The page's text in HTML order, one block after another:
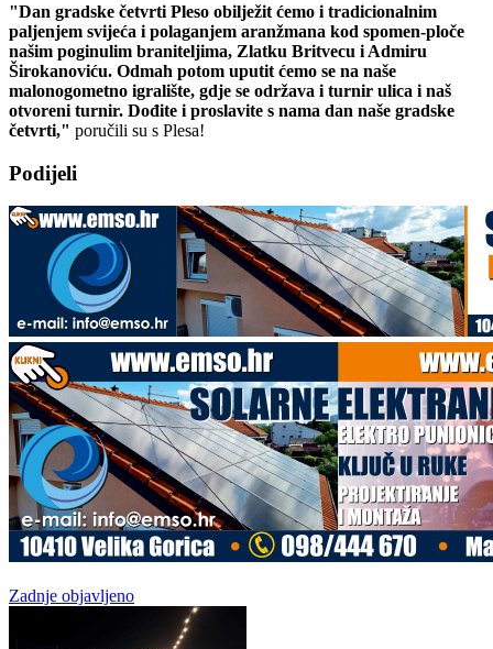
"Dan gradske četvrti Pleso obilježit ćemo i tradicionalnim
paljenjem svijeća i polaganjem aranžmana kod spomen-ploče
našim poginulim braniteljima, Zlatku Britvecu i Admiru
Širokanoviću. Odmah potom uputit ćemo se na naše
malonogometno igralište, gdje se održava i turnir ulica i naš
otvoreni turnir. Dođite i proslavite s nama dan naše gradske
četvrti," poručili su s Plesa!
Podijeli
Zadnje objavljeno